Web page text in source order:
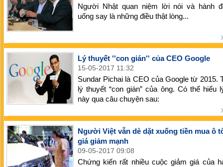
Người Nhật quan niệm lời nói và hành
uống say là những điều thật lòng...
Lý thuyết ''con gián'' của CEO Google
15-05-2017 11:32
Sundar Pichai là CEO của Google từ 2015.
lý thuyết “con gián” của ông. Có thể hiểu
này qua câu chuyện sau:
Người Việt vẫn dè dặt xuống tiền mua ô
giá giảm mạnh
09-05-2017 09:08
Chứng kiến rất nhiều cuộc giảm giá của